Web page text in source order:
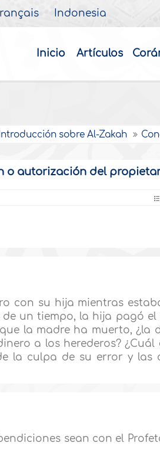
Indonesia
Inicio Artículos
sobre Al-Zakah
o autorización del
con su hija mientras
un tiempo, la hija pagó
la madre ha muerto, ¿la
a los herederos? ¿Cuál
la culpa de su error y las
sean con el